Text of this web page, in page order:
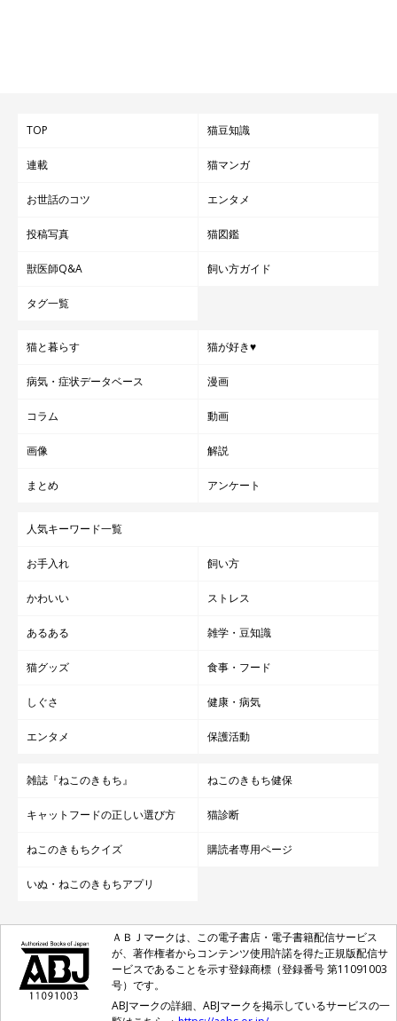
TOP 猫豆知識
連載 猫マンガ
お世話のコツ エンタメ
投稿写真 猫図鑑
獣医師Q&A 飼い方ガイド
タグ一覧
猫と暮らす 猫が好き♥
病気・症状データベース 漫画
コラム 動画
画像 解説
まとめ アンケート
人気キーワード一覧
お手入れ 飼い方
かわいい ストレス
あるある 雑学・豆知識
猫グッズ 食事・フード
しぐさ 健康・病気
エンタメ 保護活動
雑誌『ねこのきもち』 ねこのきもち健保
キャットフードの正しい選び方 猫診断
ねこのきもちクイズ 購読者専用ページ
いぬ・ねこのきもちアプリ
ＡＢＪマークは、この電子書店・電子書籍配信サービス
が、著作権者からコンテンツ使用許諾を得た正規版配信サ
ービスであることを示す登録商標（登録番号 第11091003
号）です。
ABJマークの詳細、ABJマークを掲示しているサービスの一